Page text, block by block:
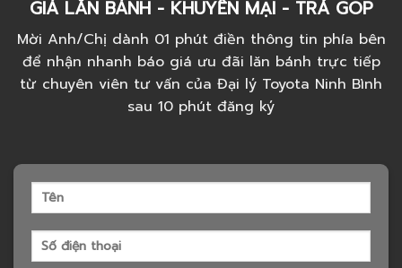
GIÁ LĂN BÁNH - KHUYẾN MẠI - TRẢ GÓP
Mời Anh/Chị dành 01 phút điền thông tin phía bên
để nhận nhanh báo giá ưu đãi lăn bánh trực tiếp
từ chuyên viên tư vấn của Đại lý Toyota Ninh Bình
sau 10 phút đăng ký